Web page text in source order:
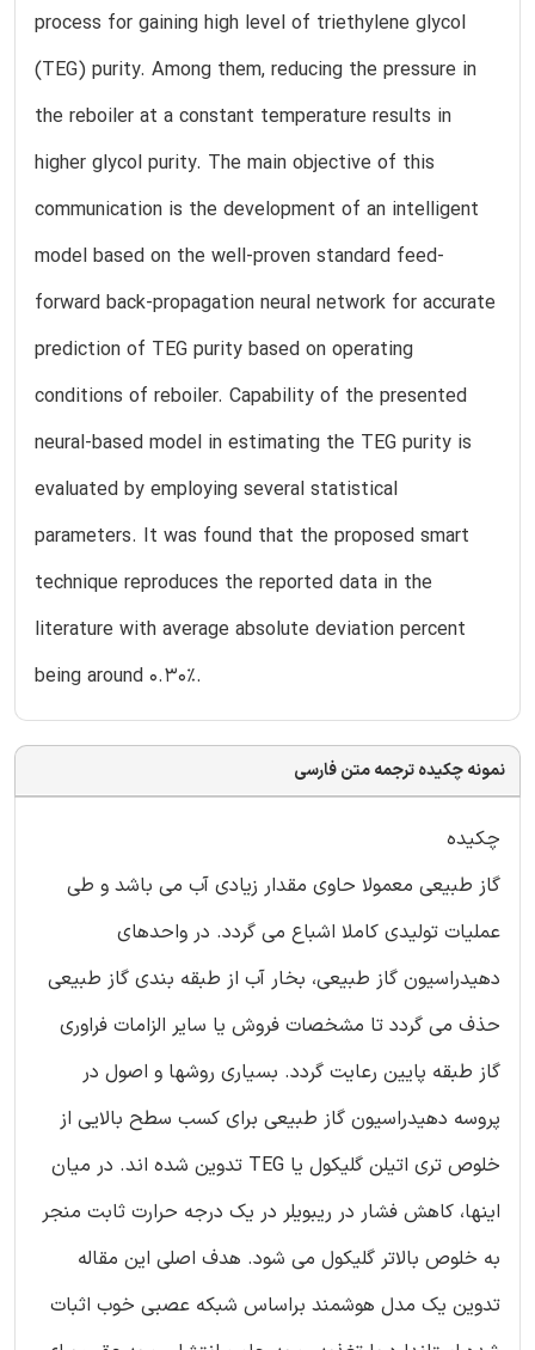
process for gaining high level of triethylene glycol
(TEG) purity. Among them, reducing the pressure in
the reboiler at a constant temperature results in
higher glycol purity. The main objective of this
communication is the development of an intelligent
model based on the well-proven standard feed-
forward back-propagation neural network for accurate
prediction of TEG purity based on operating
conditions of reboiler. Capability of the presented
neural-based model in estimating the TEG purity is
evaluated by employing several statistical
parameters. It was found that the proposed smart
technique reproduces the reported data in the
literature with average absolute deviation percent
being around 0.30%.
نمونه چکیده ترجمه متن فارسی
چکیده
گاز طبیعی معمولا حاوی مقدار زیادی آب می باشد و طی
عملیات تولیدی کاملا اشباع می گردد. در واحدهای
دهیدراسیون گاز طبیعی، بخار آب از طبقه بندی گاز طبیعی
حذف می گردد تا مشخصات فروش یا سایر الزامات فراوری
گاز طبقه پایین رعایت گردد. بسیاری روشها و اصول در
پروسه دهیدراسیون گاز طبیعی برای کسب سطح بالایی از
خلوص تری اتیلن گلیکول یا TEG تدوین شده اند. در میان
اینها، کاهش فشار در ریبویلر در یک درجه حرارت ثابت منجر
به خلوص بالاتر گلیکول می شود. هدف اصلی این مقاله
تدوین یک مدل هوشمند براساس شبکه عصبی خوب اثبات